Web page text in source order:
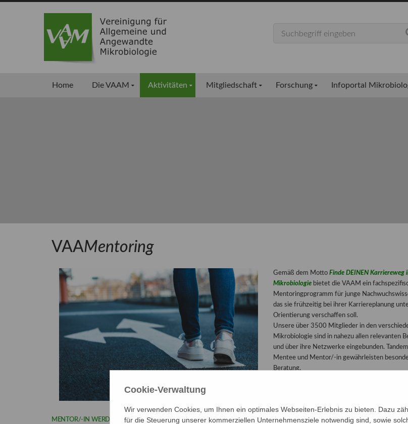
Home Die VAAM Aktivitäten Mitgliedschaft Forschung Infoportal
VAAMentoring
Gemäß dem Motto Finde DEINEN Karriereweg
Mikrobiologiebietet die VAAM ein
Mentoringprogramm für junge
das sie frühzeitig bei ihrer Karriereplanung
Orientierung verschaffen soll.
Unsere über 3500 Mitglieder in den
Mikrobiologie sind in nahezu allen relevanten
und über ihre Netzwerke eingebunden.
Mentee und Mentor/-in gewährleisten
Beratung.
MENTOR/-IN WERDEN?
Cookie-Verwaltung
Wir verwenden Cookies, um Ihnen ein optimales Webseiten-Erlebnis zu bieten. Dazu
für die Steuerung unserer kommerziellen Unternehmensziele notwendig sind, sowie